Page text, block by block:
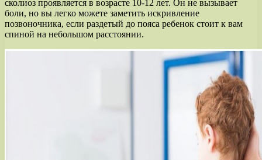
сколиоз проявляется в возрасте 10-12 лет. Он не вызывает
боли, но вы легко можете заметить искривление
позвоночника, если раздетый до пояса ребенок стоит к вам
спиной на небольшом расстоянии.